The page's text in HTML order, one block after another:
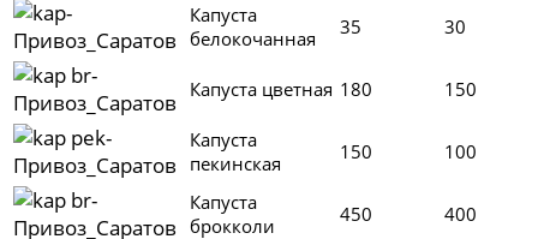
Капуста
белокочанная
35 30
Капуста цветная 180 150
Капуста
пекинская
150 100
Капуста
брокколи
450 400